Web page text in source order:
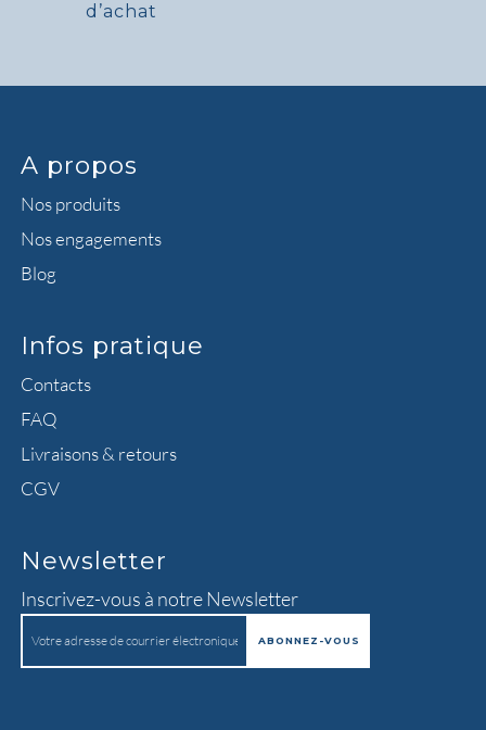
d’achat
A propos
Nos produits
Nos engagements
Blog
Infos pratique
Contacts
FAQ
Livraisons & retours
CGV
Newsletter
Inscrivez-vous à notre Newsletter